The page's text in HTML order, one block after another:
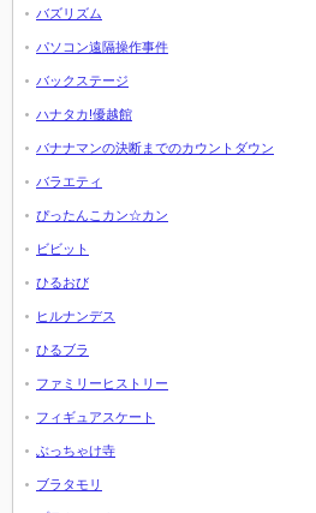
バズリズム
パソコン遠隔操作事件
バックステージ
ハナタカ!優越館
バナナマンの決断までのカウントダウン
バラエティ
ぴったんこカン☆カン
ビビット
ひるおび
ヒルナンデス
ひるブラ
ファミリーヒストリー
フィギュアスケート
ぶっちゃけ寺
ブラタモリ